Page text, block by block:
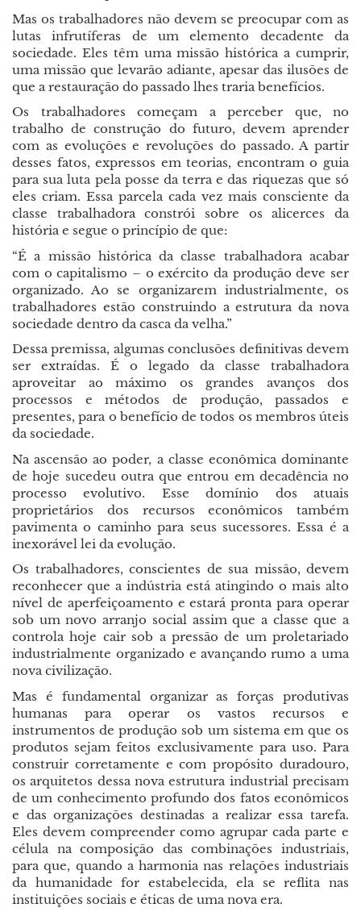
Mas os trabalhadores não devem se preocupar com as
lutas infrutíferas de um elemento decadente da
sociedade. Eles têm uma missão histórica a cumprir,
uma missão que levarão adiante, apesar das ilusões de
que a restauração do passado lhes traria benefícios.
Os trabalhadores começam a perceber que, no
trabalho de construção do futuro, devem aprender
com as evoluções e revoluções do passado. A partir
desses fatos, expressos em teorias, encontram o guia
para sua luta pela posse da terra e das riquezas que só
eles criam. Essa parcela cada vez mais consciente da
classe trabalhadora constrói sobre os alicerces da
história e segue o princípio de que:
“É a missão histórica da classe trabalhadora acabar
com o capitalismo – o exército da produção deve ser
organizado. Ao se organizarem industrialmente, os
trabalhadores estão construindo a estrutura da nova
sociedade dentro da casca da velha.”
Dessa premissa, algumas conclusões definitivas devem
ser extraídas. É o legado da classe trabalhadora
aproveitar ao máximo os grandes avanços dos
processos e métodos de produção, passados e
presentes, para o benefício de todos os membros úteis
da sociedade.
Na ascensão ao poder, a classe econômica dominante
de hoje sucedeu outra que entrou em decadência no
processo evolutivo. Esse domínio dos atuais
proprietários dos recursos econômicos também
pavimenta o caminho para seus sucessores. Essa é a
inexorável lei da evolução.
Os trabalhadores, conscientes de sua missão, devem
reconhecer que a indústria está atingindo o mais alto
nível de aperfeiçoamento e estará pronta para operar
sob um novo arranjo social assim que a classe que a
controla hoje cair sob a pressão de um proletariado
industrialmente organizado e avançando rumo a uma
nova civilização.
Mas é fundamental organizar as forças produtivas
humanas para operar os vastos recursos e
instrumentos de produção sob um sistema em que os
produtos sejam feitos exclusivamente para uso. Para
construir corretamente e com propósito duradouro,
os arquitetos dessa nova estrutura industrial precisam
de um conhecimento profundo dos fatos econômicos
e das organizações destinadas a realizar essa tarefa.
Eles devem compreender como agrupar cada parte e
célula na composição das combinações industriais,
para que, quando a harmonia nas relações industriais
da humanidade for estabelecida, ela se reflita nas
instituições sociais e éticas de uma nova era.